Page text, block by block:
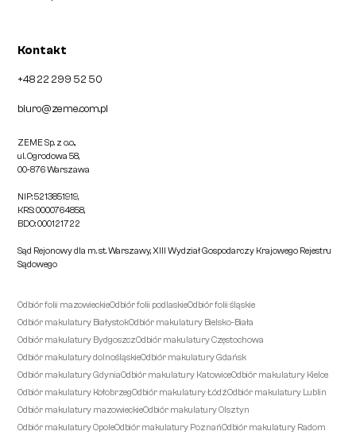
Kontakt
+48 22 299 52 50
biuro@zeme.com.pl
ZEME Sp. z o.o.,
ul. Ogrodowa 58,
00-876 Warszawa
NIP: 5213851919,
KRS: 0000764858,
BDO: 000121722
Sąd Rejonowy dla m. st. Warszawy, XIII Wydział Gospodarczy Krajowego Rejestru
Sądowego
Odbiór folii mazowieckieOdbiór folii podlaskieOdbiór folii śląskie
Odbiór makulatury BiałystokOdbiór makulatury Bielsko-Biała
Odbiór makulatury BydgoszczOdbiór makulatury Częstochowa
Odbiór makulatury dolnośląskieOdbiór makulatury Gdańsk
Odbiór makulatury GdyniaOdbiór makulatury KatowiceOdbiór makulatury Kielce
Odbiór makulatury KołobrzegOdbiór makulatury ŁódźOdbiór makulatury Lublin
Odbiór makulatury mazowieckieOdbiór makulatury Olsztyn
Odbiór makulatury OpoleOdbiór makulatury PoznańOdbiór makulatury Radom